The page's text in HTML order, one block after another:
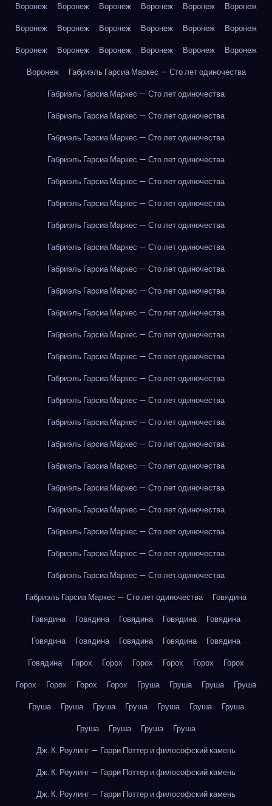
Воронеж
Воронеж Воронеж Воронеж Воронеж
Воронеж
Воронеж
Воронеж Воронеж Воронеж Воронеж
Воронеж
Воронеж
Воронеж Воронеж Воронеж Воронеж
Воронеж
Воронеж
Габриэль Гарсиа Маркес — Сто лет одиночества
Габриэль Гарсиа Маркес — Сто лет одиночества
Габриэль Гарсиа Маркес — Сто лет одиночества
Габриэль Гарсиа Маркес — Сто лет одиночества
Габриэль Гарсиа Маркес — Сто лет одиночества
Габриэль Гарсиа Маркес — Сто лет одиночества
Габриэль Гарсиа Маркес — Сто лет одиночества
Габриэль Гарсиа Маркес — Сто лет одиночества
Габриэль Гарсиа Маркес — Сто лет одиночества
Габриэль Гарсиа Маркес — Сто лет одиночества
Габриэль Гарсиа Маркес — Сто лет одиночества
Габриэль Гарсиа Маркес — Сто лет одиночества
Габриэль Гарсиа Маркес — Сто лет одиночества
Габриэль Гарсиа Маркес — Сто лет одиночества
Габриэль Гарсиа Маркес — Сто лет одиночества
Габриэль Гарсиа Маркес — Сто лет одиночества
Габриэль Гарсиа Маркес — Сто лет одиночества
Габриэль Гарсиа Маркес — Сто лет одиночества
Габриэль Гарсиа Маркес — Сто лет одиночества
Габриэль Гарсиа Маркес — Сто лет одиночества
Габриэль Гарсиа Маркес — Сто лет одиночества
Габриэль Гарсиа Маркес — Сто лет одиночества
Габриэль Гарсиа Маркес — Сто лет одиночества
Габриэль Гарсиа Маркес — Сто лет одиночества
Габриэль Гарсиа Маркес — Сто лет одиночества
Говядина
Говядина
Говядина Говядина Говядина
Говядина
Говядина
Говядина Говядина Говядина
Говядина
Говядина
Горох Горох Горох Горох Горох
Горох
Горох
Горох Горох Горох Груша Груша Груша
Груша
Груша
Груша Груша Груша Груша Груша
Груша
Груша
Груша Груша
Груша
Дж. К. Роулинг — Гарри Поттер и философский камень
Дж. К. Роулинг — Гарри Поттер и философский камень
Дж. К. Роулинг — Гарри Поттер и философский камень